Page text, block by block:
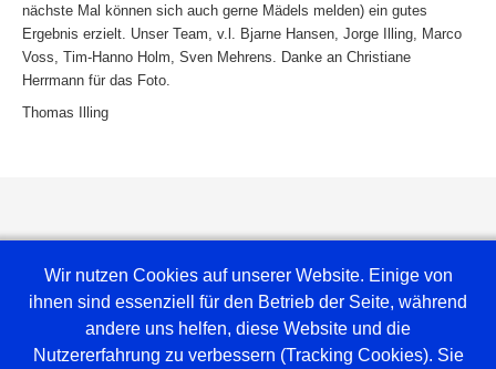
nächste Mal können sich auch gerne Mädels melden) ein gutes
Ergebnis erzielt. Unser Team, v.l. Bjarne Hansen, Jorge Illing, Marco
Voss, Tim-Hanno Holm, Sven Mehrens. Danke an Christiane
Herrmann für das Foto.
Thomas Illing
Wir nutzen Cookies auf unserer Website. Einige von
ihnen sind essenziell für den Betrieb der Seite, während
andere uns helfen, diese Website und die
Nutzererfahrung zu verbessern (Tracking Cookies). Sie